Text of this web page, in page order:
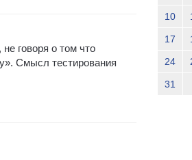
говоря о том что
Смысл тестирования
10
17
24
31